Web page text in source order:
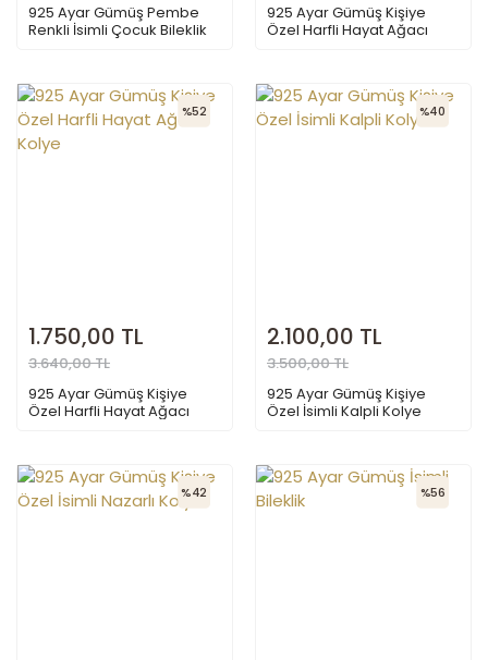
925 Ayar Gümüş Pembe
Renkli İsimli Çocuk Bileklik
925 Ayar Gümüş Kişiye
Özel Harfli Hayat Ağacı
%52
1.750,00 TL
3.640,00 TL
925 Ayar Gümüş Kişiye
Özel Harfli Hayat Ağacı
%40
2.100,00 TL
3.500,00 TL
925 Ayar Gümüş Kişiye
Özel İsimli Kalpli Kolye
%42 %56